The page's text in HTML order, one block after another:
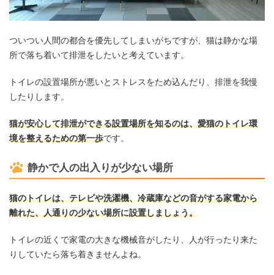
ついつい人間の都合を優先してしまいがちですが、猫は静かな場
所で落ち着いて排泄をしたいと考えています。
トイレの設置場所が悪いとストレスをため込んだり、排泄を我慢
したりします。
猫が安心して排泄ができる設置場所を知るのは、愛猫のトイレ環
境を整えるための第一歩です。
静かで人の出入りが少ない場所
猫のトイレは、テレビや洗濯機、冷蔵庫などの音がする家電から
離れた、人通りの少ない場所に設置しましょう。
トイレの近くで家電の大きな機械音がしたり、人が行ったり来た
りしていたら落ち着きませんよね。